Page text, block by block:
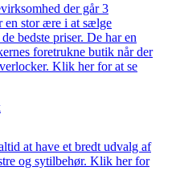
der går 3
en stor ære i at sælge
bedste priser. De har en
foretrukne butik når der
Klik her for at se
at have et bredt udvalg af
og sytilbehør. Klik her for